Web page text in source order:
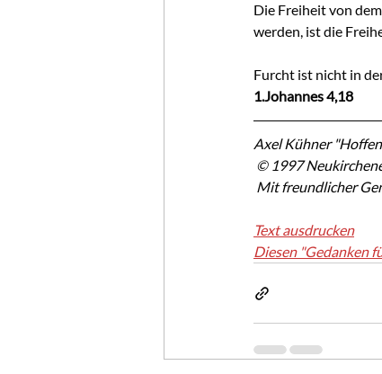
Die Freiheit von
werden, ist die
Furcht ist nicht in
1.Johannes 4,18
Axel Kühner
© 1997
Mit freundlicher
Text ausdrucken
Diesen "Gedanken